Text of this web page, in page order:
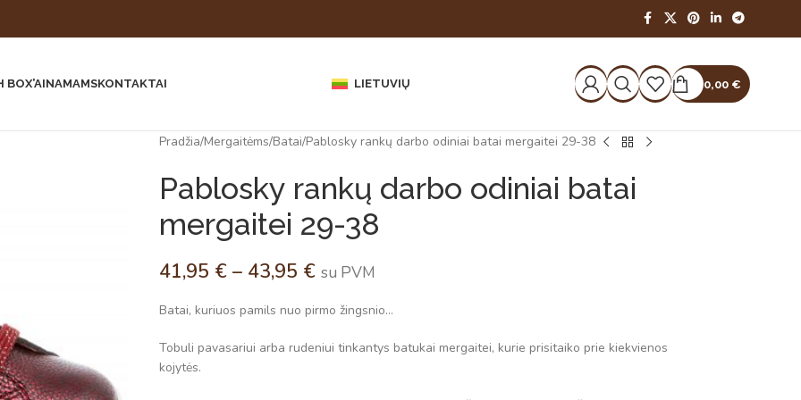
BOX’AINAMAMSKONTAKTAI LIETUVIŲ 0,00 €
Pradžia Mergaitėms Batai Pablosky rankų darbo odiniai batai mergaitei 29-38
Pablosky rankų darbo odiniai batai
mergaitei 29-38
41,95 € – 43,95 € su PVM
Batai, kuriuos pamils nuo pirmo žingsnio…
Tobuli pavasariui arba rudeniui tinkantys batukai mergaitei, kurie prisitaiko prie kiekvienos
kojytės.